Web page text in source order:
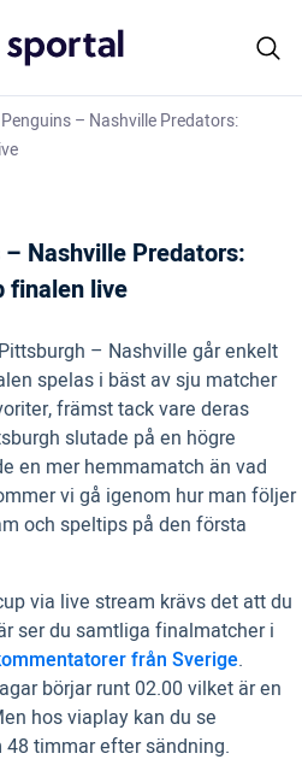
– Nashville Predators:
Nashville Predators:
finalen live
– Nashville går enkelt
spelas i bäst av sju matcher
främst tack vare deras
slutade på en högre
en mer hemmamatch än vad
vi gå igenom hur man följer
och speltips på den första
via live stream krävs det att du
ser du samtliga finalmatcher i
från Sverige.
börjar runt 02.00 vilket är en
hos viaplay kan du se
timmar efter sändning.